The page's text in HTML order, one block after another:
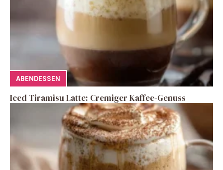
ABENDESSEN
Iced Tiramisu Latte: Cremiger Kaffee-Genuss